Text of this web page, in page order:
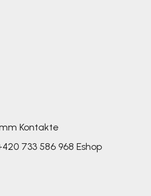
Kontakte
733 586 968 Eshop